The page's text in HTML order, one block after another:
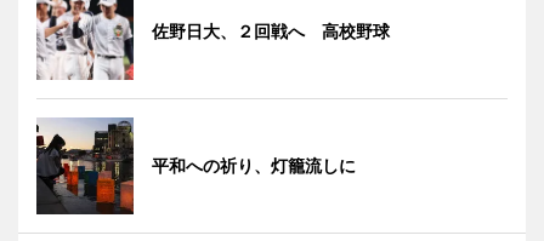
佐野日大、２回戦へ 高校野球
平和への祈り、灯籠流しに